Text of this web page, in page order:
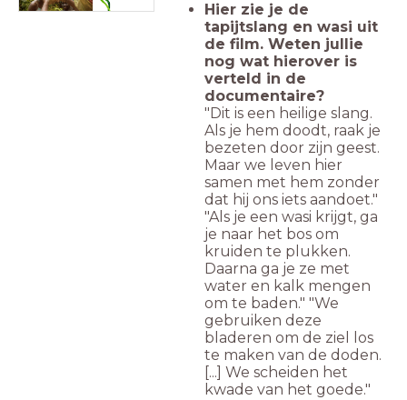
Hier zie je de
tapijtslang en wasi uit
de film. Weten jullie
nog wat hierover is
verteld in de
documentaire?
"Dit is een heilige slang.
Als je hem doodt, raak je
bezeten door zijn geest.
Maar we leven hier
samen met hem zonder
dat hij ons iets aandoet."
"Als je een wasi krijgt, ga
je naar het bos om
kruiden te plukken.
Daarna ga je ze met
water en kalk mengen
om te baden." "We
gebruiken deze
bladeren om de ziel los
te maken van de doden.
[...] We scheiden het
kwade van het goede."